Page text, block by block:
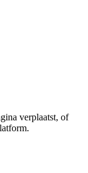
verplaatst, of